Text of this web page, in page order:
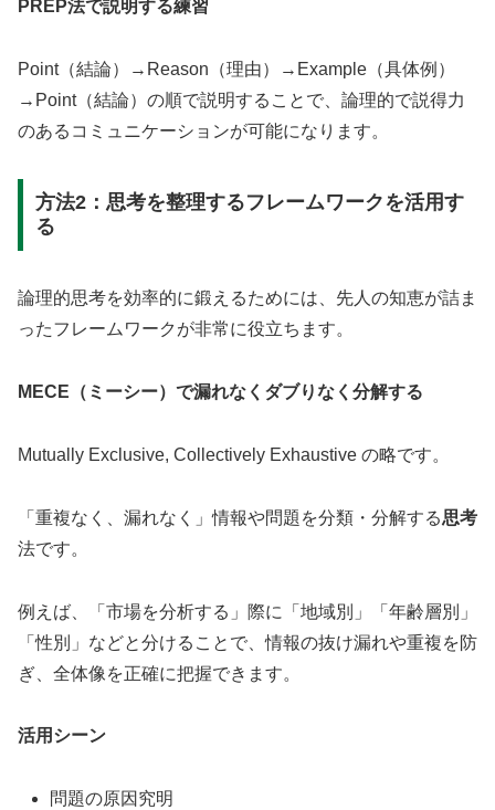
PREP法で説明する練習
Point（結論）→Reason（理由）→Example（具体例）
→Point（結論）の順で説明することで、論理的で説得力
のあるコミュニケーションが可能になります。
方法2：思考を整理するフレームワークを活用す
る
論理的思考を効率的に鍛えるためには、先人の知恵が詰ま
ったフレームワークが非常に役立ちます。
MECE（ミーシー）で漏れなくダブりなく分解する
Mutually Exclusive, Collectively Exhaustive の略です。
「重複なく、漏れなく」情報や問題を分類・分解する思考
法です。
例えば、「市場を分析する」際に「地域別」「年齢層別」
「性別」などと分けることで、情報の抜け漏れや重複を防
ぎ、全体像を正確に把握できます。
活用シーン
問題の原因究明